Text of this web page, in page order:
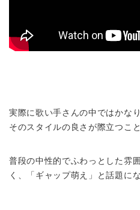
実際に歌い手さんの中ではかな
そのスタイルの良さが際立つこと
普段の中性的でふわっとした雰
く、「ギャップ萌え」と話題に